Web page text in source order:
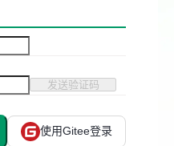
发送验证码
使用Gitee登录